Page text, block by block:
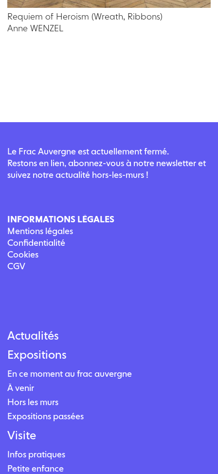
Requiem of Heroism (Wreath, Ribbons)
Anne WENZEL
Le Frac Auvergne est actuellement fermé.
Restons en lien, abonnez-vous à notre newsletter et
suivez notre actualité hors-les-murs !
INFORMATIONS LÉGALES
Mentions légales
Confidentialité
Cookies
CGV
Actualités
Expositions
En ce moment au frac auvergne
À venir
Hors les murs
Expositions passées
Visite
Infos pratiques
Petite enfance